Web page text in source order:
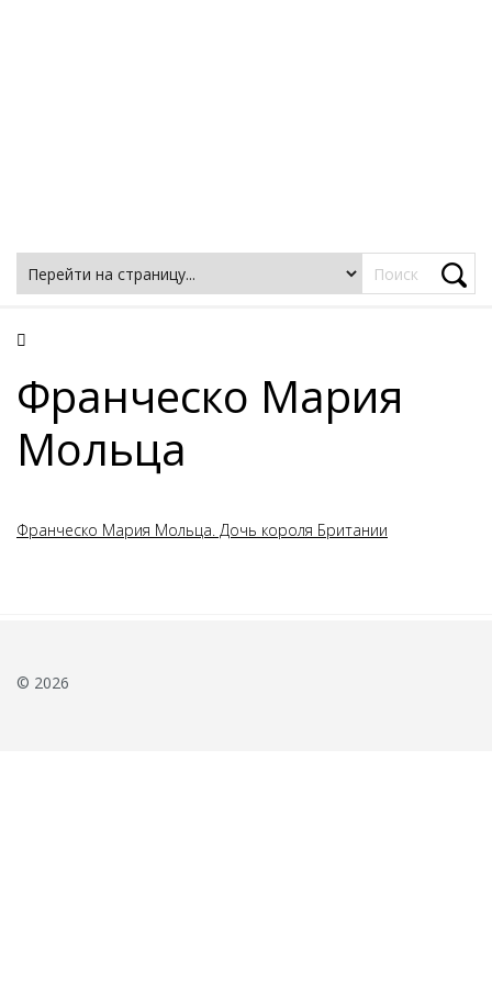
Франческо Мария
Мольца
Франческо Мария Мольца. Дочь короля Британии
© 2026